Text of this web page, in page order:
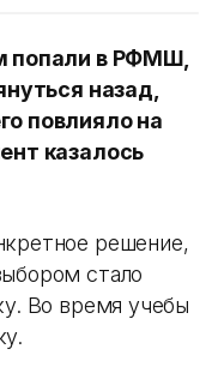
попали в РФМШ,
назад,
повлияло на
казалось
решение,
стало
Во время учебы